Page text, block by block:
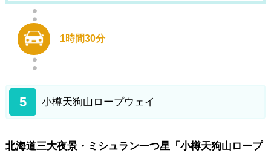
1時間30分
5 小樽天狗山ロープウェイ
北海道三大夜景・ミシュラン一つ星「小樽天狗山ロープ